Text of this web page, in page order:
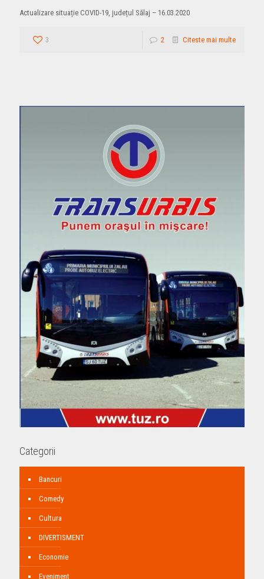
Actualizare situație COVID-19, județul Sălaj – 16.03.2020
3 2 Citeste mai multe
Categorii
Bancuri
Comedy
Cultura
DIVERTISMENT
Economie
Eveniment